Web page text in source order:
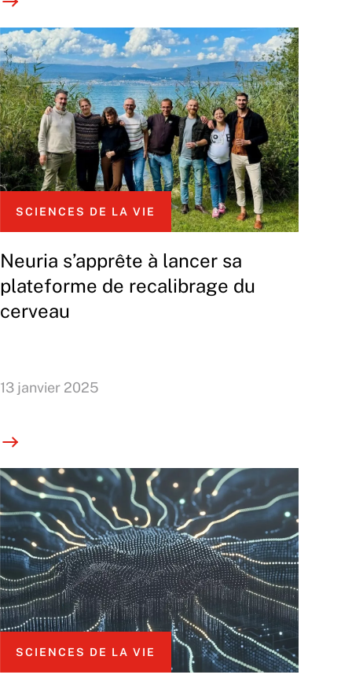
SCIENCES DE LA VIE
Neuria s’apprête à lancer sa
plateforme de recalibrage du
cerveau
13 janvier 2025
SCIENCES DE LA VIE